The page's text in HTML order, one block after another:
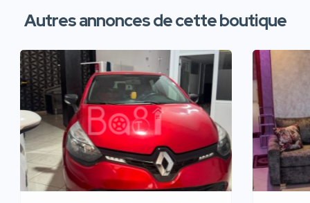
Autres annonces de cette boutique